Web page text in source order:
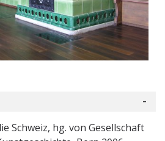
Schweiz, hg. von Gesellschaft